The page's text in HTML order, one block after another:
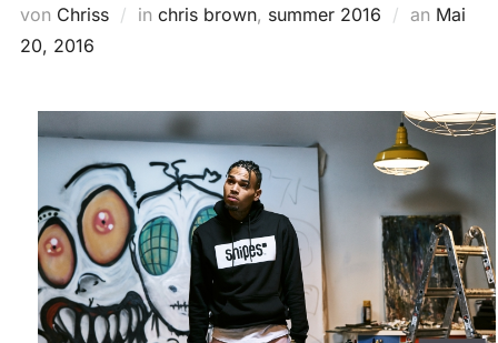
von Chriss in chris brown, summer 2016 an Mai
20, 2016